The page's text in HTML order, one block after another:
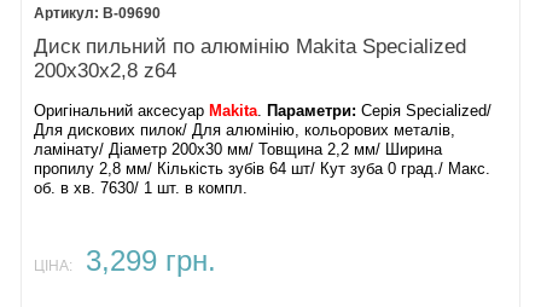
B-09690
Диск пильний по алюмінію Makita Specialized
200х30х2,8 z64
Оригінальний аксесуар Makita. Параметри: Серія Specialized/
Для дискових пилок/ Для алюмінію, кольорових металів,
ламінату/ Діаметр 200х30 мм/ Товщина 2,2 мм/ Ширина
пропилу 2,8 мм/ Кількість зубів 64 шт/ Кут зуба 0 град./ Макс.
об. в хв. 7630/ 1 шт. в компл.
ЦІНА: 3,299 грн.